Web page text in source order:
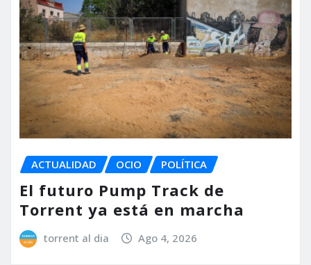
ACTUALIDAD OCIO POLÍTICA
El futuro Pump Track de
Torrent ya está en marcha
torrent al dia Ago 4, 2026